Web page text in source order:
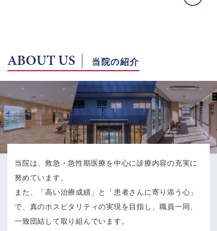
ABOUT US 当院の紹介
当院は、救急・急性期医療を中心に診療内容の充実に
努めています。
また、「高い治療成績」と「患者さんに寄り添う心」
で、 真のホスピタリティの実現を目指し、職員一同、
一致団結して取り組んでいます。